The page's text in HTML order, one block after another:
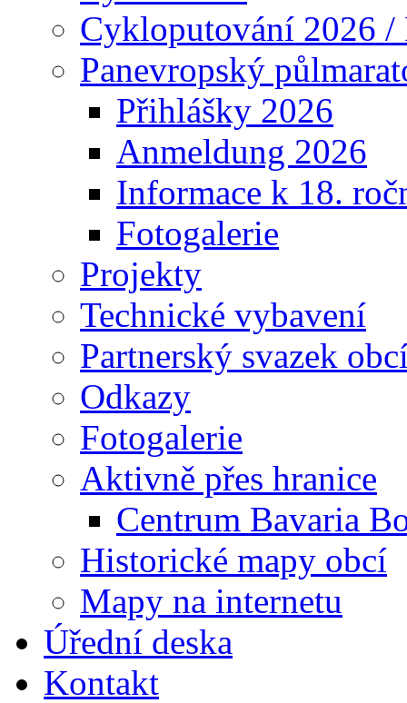
Cykloputování 2026 /
Panevropský
Přihlášky 2026
Anmeldung 2026
Informace k 18.
Fotogalerie
Projekty
Technické vybavení
Partnerský svazek
Odkazy
Fotogalerie
Aktivně přes hranice
Centrum Bavaria
Historické mapy obcí
Mapy na internetu
Úřední deska
Kontakt